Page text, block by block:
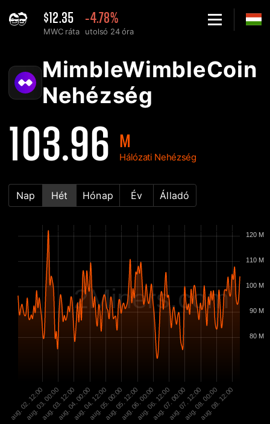
$12.35
MWC ráta
-4.78%
utolsó 24 óra
MimbleWimbleCoin
Nehézség
103.96 M
Hálózati Nehézség
Nap Hét Hónap Év Álladó
2Miners.com
aug. 02. 12:00
aug. 03. 00:00
aug. 03. 12:00
aug. 04. 00:00
aug. 04. 12:00
aug. 05. 00:00
aug. 05. 12:00
aug. 06. 00:00
aug. 06. 12:00
aug. 07. 00:00
aug. 07. 12:00
aug. 08. 00:00
aug. 08. 12:00
80 M
90 M
100 M
110 M
120 M